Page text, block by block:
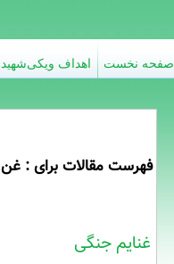
فهرست مقالات برای : غن
غنایم جنگی
اهداف ویکی‌شهید صفحه نخست